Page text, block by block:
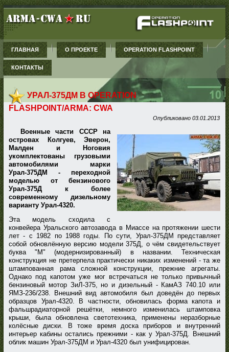
ГЛАВНАЯ О ПРОЕКТЕ OPERATION FLASHPOINT
КОНТАКТЫ
УРАЛ-375ДМ В OPERATION
FLASHPOINT/ARMA: CWA
Опубликовано 03.01.2013
Военные части СССР на
островах Колгуев, Эверон,
Малден и Ноговия
укомплектованы грузовыми
автомобилями марки
Урал-375ДМ - переходной
моделью от бензинового
Урал-375Д к более
современному дизельному
варианту Урал-4320.
Эта модель сходила с
конвейера Уральского автозавода в Миассе на протяжении шести
лет - с 1982 по 1988 годы. По сути, Урал-375ДМ представляет
собой обновлённую версию модели 375Д, о чём свидетельствует
буква "М" (модернизированный) в названии. Техническая
конструкция не претерпела практически никаких изменений - та же
штампованная рама сложной конструкции, прежние агрегаты.
Однако под капотом уже мог встречаться не только привычный
бензиновый мотор ЗиЛ-375, но и дизельный - КамАЗ 740.10 или
ЯМЗ-236/238. Внешний вид автомобиля был доведён до первых
образцов Урал-4320. В частности, обновилась форма капота и
фальшрадиаторной решётки, немного изменилась штамповка
крыши, была обновлена светотехника, применены неразборные
колёсные диски. В тоже время доска приборов и внутренний
интерьер кабины остались прежними - как у Урал-375Д. Внешний
облик машин Урал-375ДМ и Урал-4320 был унифицирован.